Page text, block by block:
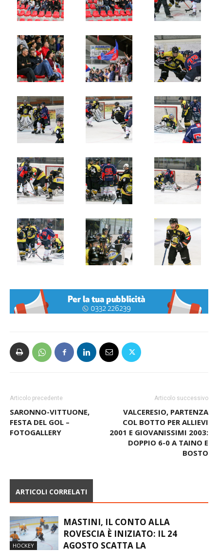
Articolo precedente
SARONNO-VITTUONE,
FESTA DEL GOL –
FOTOGALLERY
Articolo successivo
VALCERESIO, PARTENZA
COL BOTTO PER ALLIEVI
2001 E GIOVANISSIMI 2003:
DOPPIO 6-0 A TAINO E
BOSTO
ARTICOLI CORRELATI
HOCKEY
MASTINI, IL CONTO ALLA
ROVESCIA È INIZIATO: IL 24
AGOSTO SCATTA LA